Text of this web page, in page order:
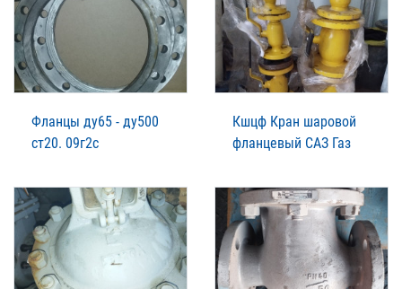
Фланцы ду65 - ду500
ст20. 09г2с
Кшцф Кран шаровой
фланцевый САЗ Газ